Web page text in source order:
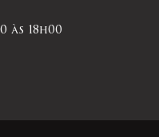
às 18h00